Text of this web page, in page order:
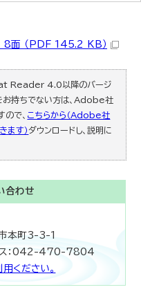
面 （PDF 145.2 KB）
Reader 4.0以降のバージ
持ちでない方は、Adobe社
で、 こちらから（Adobe社
ます）ダウンロードし、説明に
合わせ
本町3-3-1
：042-470-7804
ください。